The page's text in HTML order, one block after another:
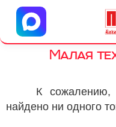
Центр
г.
Малая
К
найдено ни одного